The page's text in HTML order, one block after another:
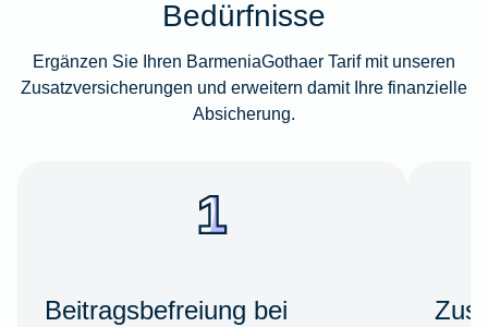
Bedürfnisse
Ergänzen Sie Ihren BarmeniaGothaer Tarif mit unseren
Zusatzversicherungen und erweitern damit Ihre finanzielle
Absicherung.
Beitragsbefreiung bei